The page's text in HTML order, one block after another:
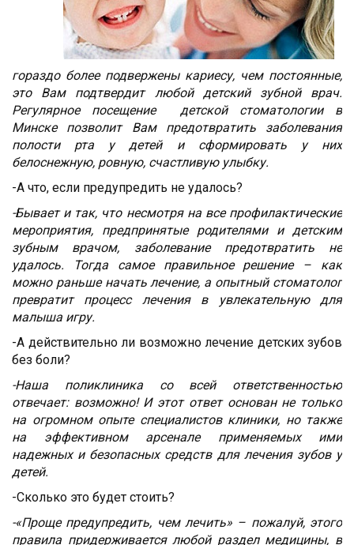
гораздо более подвержены кариесу, чем постоянные,
это Вам подтвердит любой детский зубной врач.
Регулярное посещение детской стоматологии в
Минске позволит Вам предотвратить заболевания
полости рта у детей и сформировать у них
белоснежную, ровную, счастливую улыбку.
-А что, если предупредить не удалось?
-Бывает и так, что несмотря на все профилактические
мероприятия, предпринятые родителями и детским
зубным врачом, заболевание предотвратить не
удалось. Тогда самое правильное решение – как
можно раньше начать лечение, а опытный стоматолог
превратит процесс лечения в увлекательную для
малыша игру.
-А действительно ли возможно лечение детских зубов
без боли?
-Наша поликлиника со всей ответственностью
отвечает: возможно! И этот ответ основан не только
на огромном опыте специалистов клиники, но также
на эффективном арсенале применяемых ими
надежных и безопасных средств для лечения зубов у
детей.
-Сколько это будет стоить?
-«Проще предупредить, чем лечить» – пожалуй, этого
правила придерживается любой раздел медицины, в